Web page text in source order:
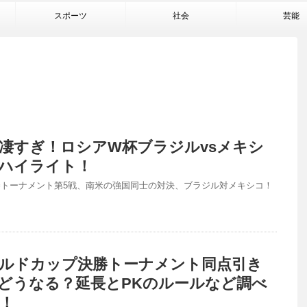
スポーツ 社会 芸能
すぎ！ロシアW杯ブラジルvsメキシ
イライト！
ーナメント第5戦、南米の強国同士の対決、ブラジル対メキシコ！
ドカップ決勝トーナメント同点引き
うなる？延長とPKのルールなど調べ